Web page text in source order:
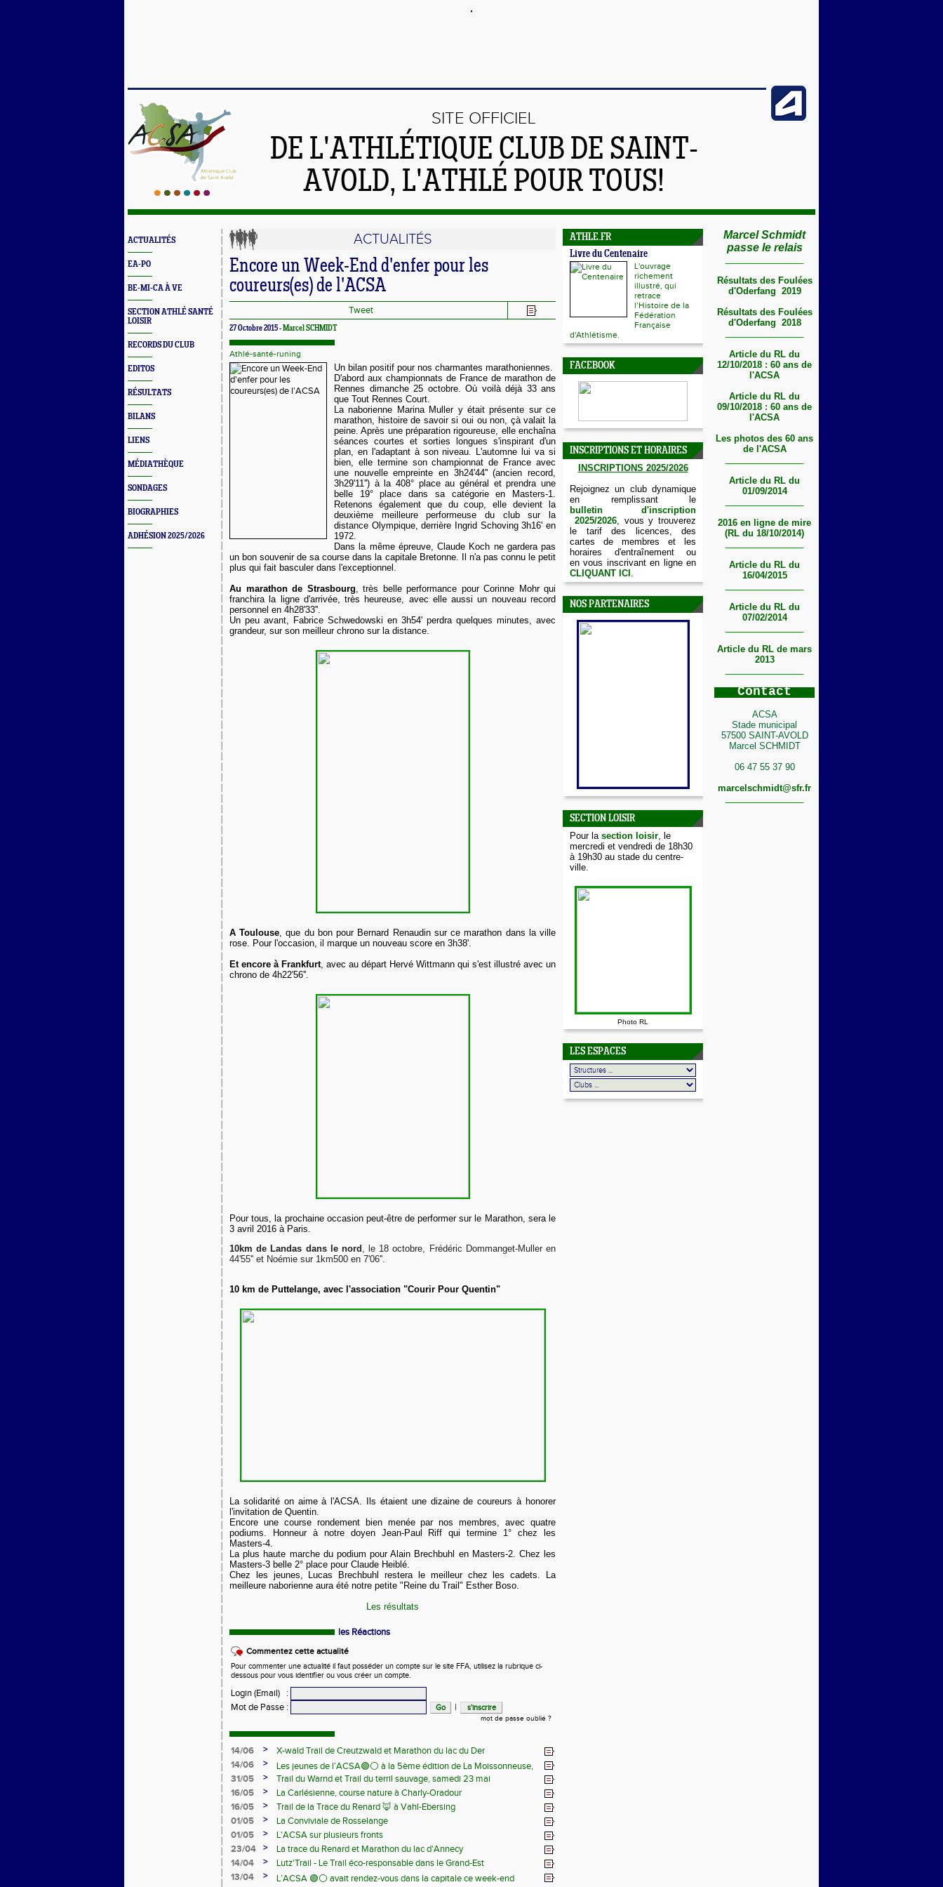
SITE OFFICIEL
DE L'ATHLÉTIQUE CLUB DE SAINT-
AVOLD, L'ATHLÉ POUR TOUS!
ACTUALITÉS
EA-PO
BE-MI-CA À VE
SECTION ATHLÉ SANTÉ
LOISIR
RECORDS DU CLUB
EDITOS
RÉSULTATS
BILANS
LIENS
MÉDIATHÈQUE
SONDAGES
BIOGRAPHIES
ADHÉSION 2025/2026
ACTUALITÉS
Encore un Week-End d'enfer pour les
coureurs(es) de l'ACSA
Tweet
27 Octobre 2015 -Marcel SCHMIDT
Athlé-santé-runing
Un bilan positif pour nos charmantes marathoniennes.
D'abord aux championnats de France de marathon de
Rennes dimanche 25 octobre. Où voilà déjà 33 ans
que Tout Rennes Court.
La naborienne Marina Muller y était présente sur ce
marathon, histoire de savoir si oui ou non, çà valait la
peine. Après une préparation rigoureuse, elle enchaîna
séances courtes et sorties longues s'inspirant d'un
plan, en l'adaptant à son niveau. L'automne lui va si
bien, elle termine son championnat de France avec
une nouvelle empreinte en 3h24'44'' (ancien record,
3h29'11'') à la 408° place au général et prendra une
belle 19° place dans sa catégorie en Masters-1.
Retenons également que du coup, elle devient la
deuxième meilleure performeuse du club sur la
distance Olympique, derrière Ingrid Schoving 3h16' en
1972.
Dans la même épreuve, Claude Koch ne gardera pas
un bon souvenir de sa course dans la capitale Bretonne. Il n'a pas connu le petit
plus qui fait basculer dans l'exceptionnel.
Au marathon de Strasbourg, très belle performance pour Corinne Mohr qui
franchira la ligne d'arrivée, très heureuse, avec elle aussi un nouveau record
personnel en 4h28'33''.
Un peu avant, Fabrice Schwedowski en 3h54' perdra quelques minutes, avec
grandeur, sur son meilleur chrono sur la distance.
A Toulouse, que du bon pour Bernard Renaudin sur ce marathon dans la ville
rose. Pour l'occasion, il marque un nouveau score en 3h38'.
Et encore à Frankfurt, avec au départ Hervé Wittmann qui s'est illustré avec un
chrono de 4h22'56''.
Pour tous, la prochaine occasion peut-être de performer sur le Marathon, sera le
3 avril 2016 à Paris.
10km de Landas dans le nord , le 18 octobre, Frédéric Dommanget-Muller en
44'55'' et Noémie sur 1km500 en 7'06''.
10 km de Puttelange, avec l'association "Courir Pour Quentin"
La solidarité on aime à l'ACSA. Ils étaient une dizaine de coureurs à honorer
l'invitation de Quentin.
Encore une course rondement bien menée par nos membres, avec quatre
podiums. Honneur à notre doyen Jean-Paul Riff qui termine 1° chez les
Masters-4.
La plus haute marche du podium pour Alain Brechbuhl en Masters-2. Chez les
Masters-3 belle 2° place pour Claude Heiblé.
Chez les jeunes, Lucas Brechbuhl restera le meilleur chez les cadets. La
meilleure naborienne aura été notre petite "Reine du Trail" Esther Boso.
Les résultats
les Réactions
Commentez cette actualité
Pour commenter une actualité il faut posséder un compte sur le site FFA, utilisez la rubrique ci-
dessous pour vous identifier ou vous créer un compte.
Login (Email)
:
Mot de Passe : |
mot de passe oublié ?
14/06 >
X-wald Trail de Creutzwald et Marathon du lac du Der
14/06
>
Les jeunes de l’ACSA🟢⚪️ à la 5ème édition de La Moissonneuse,
Samedi 13 juin
31/05 >
Trail du Warnd et Trail du terril sauvage, samedi 23 mai
16/05
>
La Carlésienne, course nature à Charly-Oradour
16/05
>
Trail de la Trace du Renard 🦊 à Vahl-Ebersing
01/05
>
La Conviviale de Rosselange
01/05
>
L'ACSA sur plusieurs fronts
23/04
>
La trace du Renard et Marathon du lac d'Annecy
14/04
>
Lutz'Trail - Le Trail éco-responsable dans le Grand-Est
13/04
>
L’ACSA 🟢⚪️ avait rendez-vous dans la capitale ce week-end
ATHLE.FR
Livre du Centenaire
L'ouvrage
richement
illustré, qui
retrace
l’Histoire de la
Fédération
Française
d'Athlétisme.
FACEBOOK
INSCRIPTIONS ET HORAIRES
INSCRIPTIONS 2025/2026
Rejoignez un club dynamique
en remplissant le
bulletin d'inscription
2025/2026, vous y trouverez
le tarif des licences, des
cartes de membres et les
horaires d'entraînement ou
en vous inscrivant en ligne en
CLIQUANT ICI .
NOS PARTENAIRES
SECTION LOISIR
Pour la section loisir, le
mercredi et vendredi de 18h30
à 19h30 au stade du centre-
ville.
Photo RL
LES ESPACES
Marcel Schmidt
passe le relais
Résultats des Foulées
d'Oderfang 2019
Résultats des Foulées
d'Oderfang 2018
Article du RL du
12/10/2018 : 60 ans de
l'ACSA
Article du RL du
09/10/2018 : 60 ans de
l'ACSA
Les photos des 60 ans
de l'ACSA
Article du RL du
01/09/2014
2016 en ligne de mire
(RL du 18/10/2014)
Article du RL du
16/04/2015
Article du RL du
07/02/2014
Article du RL de mars
2013
Contact
ACSA
Stade municipal
57500 SAINT-AVOLD
Marcel SCHMIDT
06 47 55 37 90
marcelschmidt@sfr.fr